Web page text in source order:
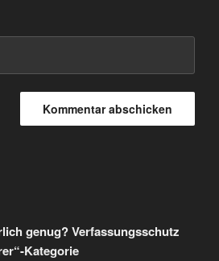
genug? Verfassungsschutz
Kategorie